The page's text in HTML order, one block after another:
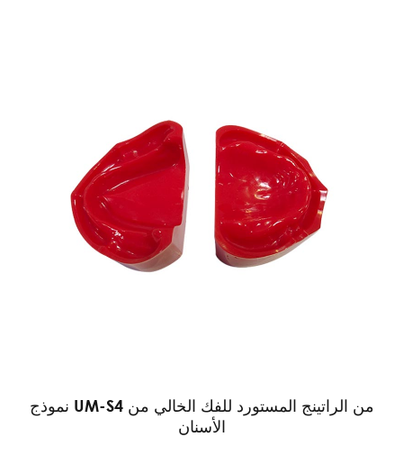
نموذج UM-S4 من الراتينج المستورد للفك الخالي من
الأسنان